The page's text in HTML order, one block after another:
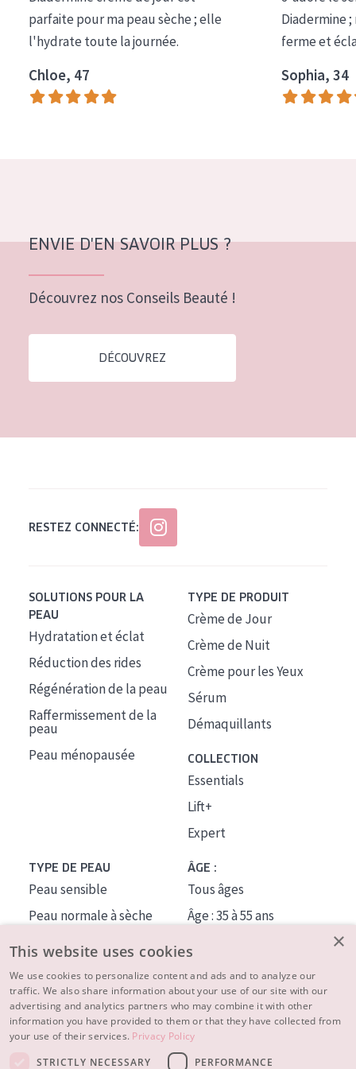
COLLECTION
Essentials
Lift+
Expert
Peau mixte ou grasse
Peau mature
Peau ménopausée
Âge : 55+
parfaite pour ma peau sèche ; elle
l'hydrate toute la journée.
Chloe, 47
Diadermine
ferme et
Sophia, 34
ENVIE D'EN SAVOIR PLUS ?
Découvrez nos Conseils Beauté !
DÉCOUVREZ
RESTEZ CONNECTÉ:
SOLUTIONS POUR LA
PEAU
Hydratation et éclat
Réduction des rides
Régénération de la peau
Raffermissement de la
peau
Peau ménopausée
TYPE DE PRODUIT
Crème de Jour
Crème de Nuit
Crème pour les Yeux
Sérum
Démaquillants
COLLECTION
Essentials
Lift+
Expert
TYPE DE PEAU
Peau sensible
Peau normale à sèche
Peau mixte ou grasse
Peau mature
Peau ménopausée
ÂGE :
Tous âges
Âge : 35 à 55 ans
À PROPOS
CONSEILS BEAUTÉ
×
This website uses cookies
We use cookies to personalize content and ads and to analyze our
traffic. We also share information about your use of our site with our
advertising and analytics partners who may combine it with other
information you have provided to them or that they have collected from
your use of their services. Privacy Policy
STRICTLY NECESSARY
PERFORMANCE